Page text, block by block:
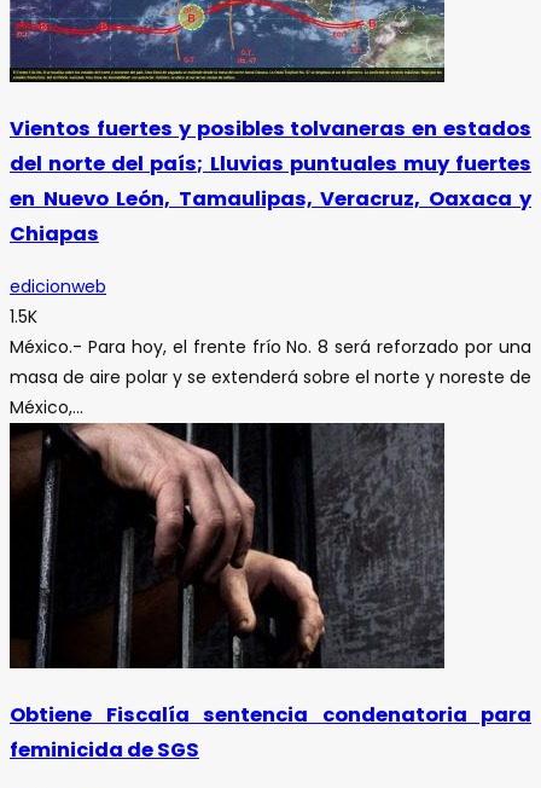
Vientos fuertes y posibles tolvaneras en estados
del norte del país; Lluvias puntuales muy fuertes
en Nuevo León, Tamaulipas, Veracruz, Oaxaca y
Chiapas
edicionweb
1.5K
México.- Para hoy, el frente frío No. 8 será reforzado por una
masa de aire polar y se extenderá sobre el norte y noreste de
México,...
Obtiene Fiscalía sentencia condenatoria para
feminicida de SGS